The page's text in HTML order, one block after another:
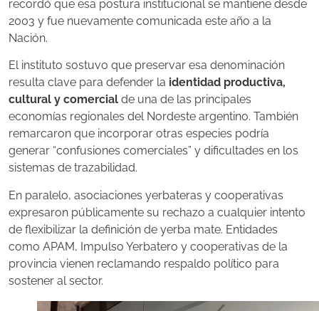
recordó que esa postura institucional se mantiene desde
2003 y fue nuevamente comunicada este año a la
Nación.
El instituto sostuvo que preservar esa denominación
resulta clave para defender la identidad productiva,
cultural y comercial de una de las principales
economías regionales del Nordeste argentino. También
remarcaron que incorporar otras especies podría
generar “confusiones comerciales” y dificultades en los
sistemas de trazabilidad.
En paralelo, asociaciones yerbateras y cooperativas
expresaron públicamente su rechazo a cualquier intento
de flexibilizar la definición de yerba mate. Entidades
como APAM, Impulso Yerbatero y cooperativas de la
provincia vienen reclamando respaldo político para
sostener al sector.